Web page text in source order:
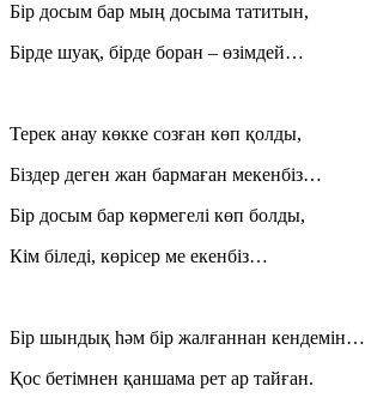
Бір досым бар мың досыма татитын,
Бірде шуақ, бірде боран – өзімдей…
Терек анау көкке созған көп қолды,
Біздер деген жан бармаған мекенбіз…
Бір досым бар көрмегелі көп болды,
Кім біледі, көрісер ме екенбіз…
Бір шындық һәм бір жалғаннан кендемін…
Қос бетімнен қаншама рет ар тайған.